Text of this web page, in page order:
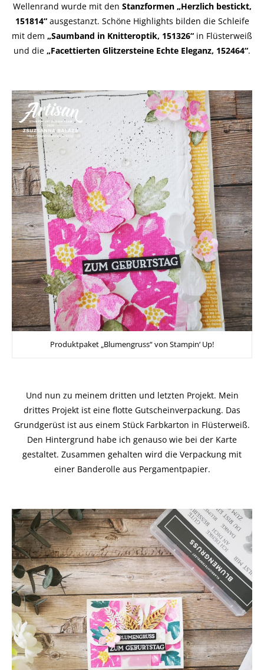
Wellenrand wurde mit den Stanzformen „Herzlich bestickt,
151814“ausgestanzt. Schöne Highlights bilden die Schleife
mit dem „Saumband in Knitteroptik, 151326“ in Flüsterweiß
und die „Facettierten Glitzersteine Echte Eleganz, 152464“.
Produktpaket „Blumengruss“ von Stampin‘ Up!
Und nun zu meinem dritten und letzten Projekt. Mein
drittes Projekt ist eine flotte Gutscheinverpackung. Das
Grundgerüst ist aus einem Stück Farbkarton in Flüsterweiß.
Den Hintergrund habe ich genauso wie bei der Karte
gestaltet. Zusammen gehalten wird die Verpackung mit
einer Banderolle aus Pergamentpapier.